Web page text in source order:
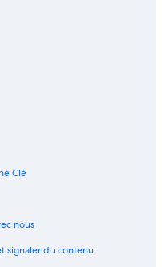
Clé
nous
signaler du contenu